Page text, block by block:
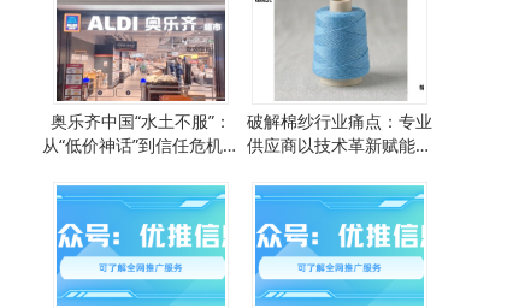
奥乐齐中国“水土不服”：
从“低价神话”到信任危机何
破解棉纱行业痛点：专业
供应商以技术革新赋能纺